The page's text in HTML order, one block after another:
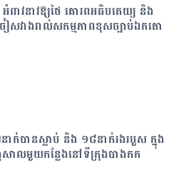
ពាវនាវឱ្យថៃ គោរពអធិបតេយ្យ និង
វាងរាល់សកម្មភាពខុសច្បាប់ឯកតោ
ានស្លាប់ និង ១៨នាក់រងរបួស ក្នុង
សាលមួយកន្លែងនៅទីក្រុងបាងកក